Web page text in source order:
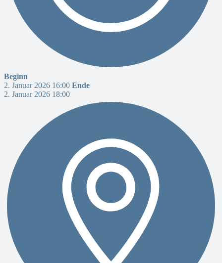
Beginn
2. Januar 2026 16:00 Ende
2. Januar 2026 18:00